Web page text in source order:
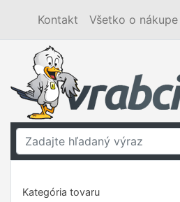
Kontakt Všetko o nákupe
Kategória tovaru